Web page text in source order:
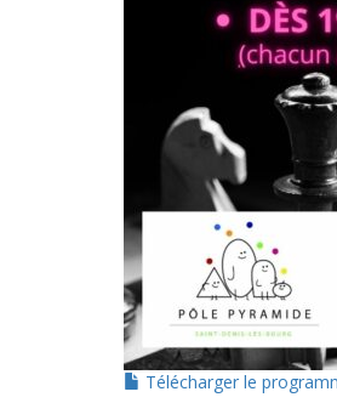
Télécharger le